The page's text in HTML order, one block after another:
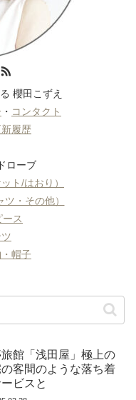
櫻田こずえ
・ コンタクト
履歴
ローブ
ト/はおり）
・その他）
ス
帽子
館「浅田屋」極上の
客間のような落ち着
ビスと